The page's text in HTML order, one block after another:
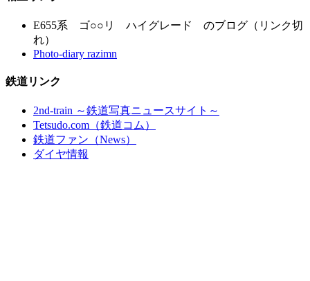
E655系 ゴ○○リ ハイグレード のブログ（リンク切
れ）
Photo-diary razimn
鉄道リンク
2nd-train ～鉄道写真ニュースサイト～
Tetsudo.com（鉄道コム）
鉄道ファン（News）
ダイヤ情報